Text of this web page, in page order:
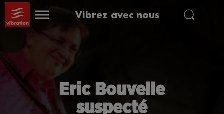
Vibrez avec nous
Eric Bouvelle
suspecté